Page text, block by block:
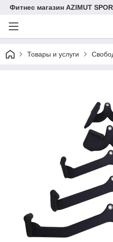
Фитнес магазин AZIMUT
Товары и услуги